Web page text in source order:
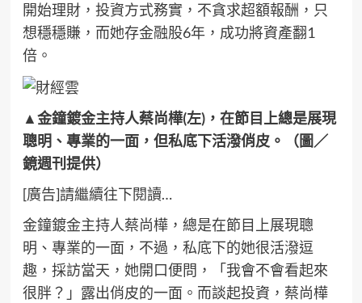
開始理財，投資方式務實，不貪求超額報酬，只
想穩穩賺，而她存金融股6年，成功將資產翻1
倍。
▲金鐘鍍金主持人蔡尚樺(左)，在節目上總是展現
聰明、專業的一面，但私底下活潑俏皮。（圖／
鏡週刊提供）
[廣告]請繼續往下閱讀…
金鐘鍍金主持人蔡尚樺，總是在節目上展現聰
明、專業的一面，不過，私底下的她很活潑逗
趣，採訪當天，她開口便問，「我會不會看起來
很胖？」露出俏皮的一面。而談起投資，蔡尚樺